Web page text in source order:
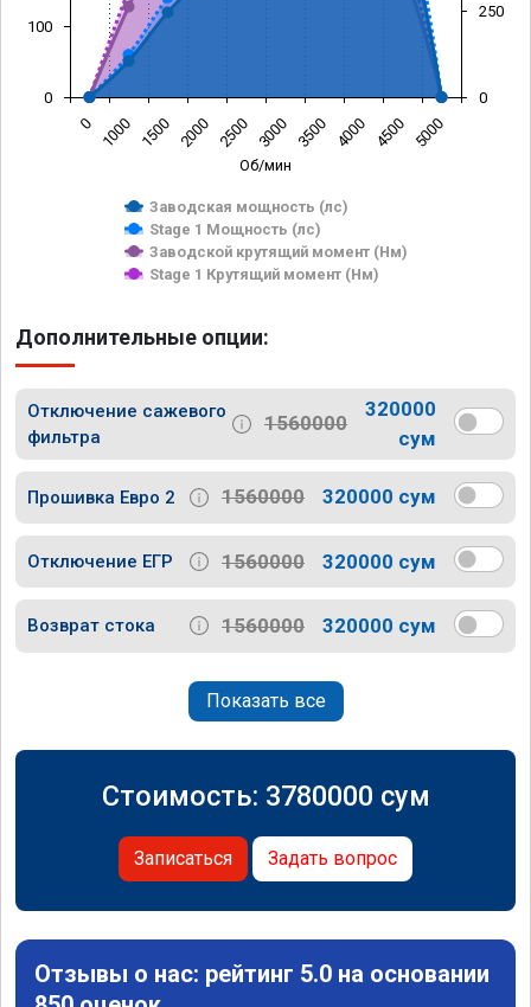
Об/мин
Заводская мощность (лс)
Stage 1 Мощность (лс)
Заводской крутящий момент (Нм)
Stage 1 Крутящий момент (Нм)
0 1000 1500 2000 2500 3000 3500 4000 4500 5000
0
100
0
250
Дополнительные опции:
Отключение сажевого
фильтра
1560000
320000
сум
Прошивка Евро 2 1560000 320000 сум
Отключение ЕГР 1560000 320000 сум
Возврат стока 1560000 320000 сум
Показать все
Стоимость: 3780000 сум
Записаться Задать вопрос
Отзывы о нас: рейтинг 5.0 на основании